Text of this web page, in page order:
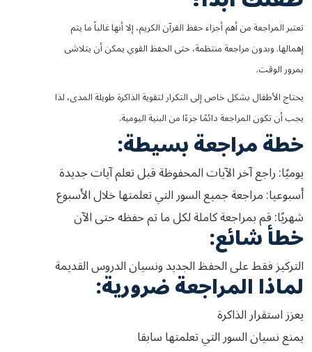
تعتبر المراجعة من أهم أجزاء حفظ القرآن الكريم، إلا أنها غالباً ما يتم
إهمالها. وبدون مراجعة منتظمة، حتى الحفظ القوي يمكن أن يتلاشى
بمرور الوقت.
يحتاج الأطفال بشكل خاص إلى التكرار لتقوية الذاكرة طويلة المدى، لذا
يجب أن تكون المراجعة دائمًا جزءًا من البنية اليومية.
خطة مراجعة بسيطة:
يوميًا: راجع آخر الآيات المحفوظة قبل تعلم آيات جديدة
أسبوعيا: مراجعة جميع السور التي تعلمتها خلال الأسبوع
شهريًا: قم بمراجعة كاملة لكل ما تم حفظه حتى الآن
خطأ شائع:
التركيز فقط على الحفظ الجديد ونسيان الدروس القديمة
لماذا المراجعة ضرورية:
يعزز استقرار الذاكرة
يمنع نسيان السور التي تعلمتها سابقا